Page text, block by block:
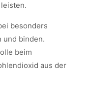
besonders
und binden.
beim
aus der